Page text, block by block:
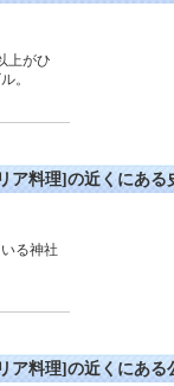
上がひ
。
ア料理]の近くにある
る神社
ア料理]の近くにある